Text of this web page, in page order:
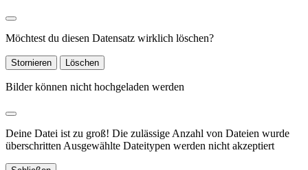
Möchtest du diesen Datensatz wirklich löschen?
Stornieren Löschen
Bilder können nicht hochgeladen werden
Deine Datei ist zu groß! Die zulässige Anzahl von Dateien wurde
überschritten Ausgewählte Dateitypen werden nicht akzeptiert